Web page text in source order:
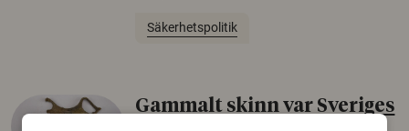
Säkerhetspolitik
Gammalt skinn var Sveriges